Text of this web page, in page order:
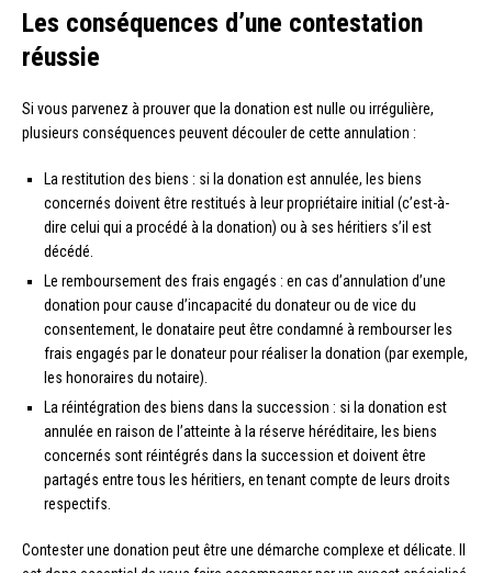
Les conséquences d’une contestation
réussie
Si vous parvenez à prouver que la donation est nulle ou irrégulière,
plusieurs conséquences peuvent découler de cette annulation :
La restitution des biens : si la donation est annulée, les biens
concernés doivent être restitués à leur propriétaire initial (c’est-à-
dire celui qui a procédé à la donation) ou à ses héritiers s’il est
décédé.
Le remboursement des frais engagés : en cas d’annulation d’une
donation pour cause d’incapacité du donateur ou de vice du
consentement, le donataire peut être condamné à rembourser les
frais engagés par le donateur pour réaliser la donation (par exemple,
les honoraires du notaire).
La réintégration des biens dans la succession : si la donation est
annulée en raison de l’atteinte à la réserve héréditaire, les biens
concernés sont réintégrés dans la succession et doivent être
partagés entre tous les héritiers, en tenant compte de leurs droits
respectifs.
Contester une donation peut être une démarche complexe et délicate. Il